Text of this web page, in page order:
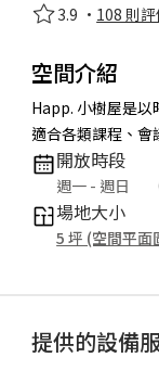
3.9 · 108 則評
空間介紹
Happ. 小樹屋是以
適合各類課程、會
開放時段
週一 - 週日
場地大小
5 坪 (空間平面
提供的設備